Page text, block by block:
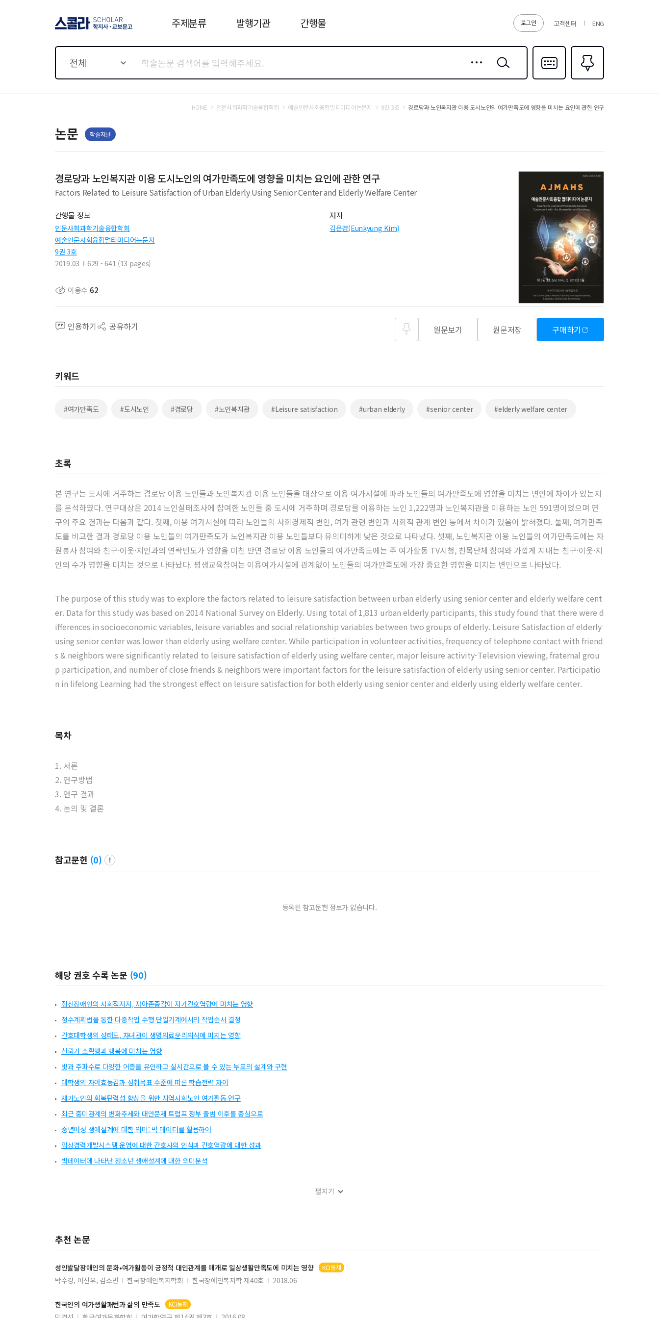
로그인 고객센터 ENG
주제분류 발행기관 간행물
전체
검색
다국어입력
즐겨찾기0
HOME 인문사회과학기술융합학회 예술인문사회융합멀티미디어논문지 9권 3호 경로당과 노인복지관 이용 도시노인의 여가만족도에 영향을 미치는 요인에 관한 연구
논문 학술저널
경로당과 노인복지관 이용 도시노인의 여가만족도에 영향을 미치는 요인에 관한 연구
Factors Related to Leisure Satisfaction of Urban Elderly Using Senior Center and Elderly Welfare Center
간행물 정보
인문사회과학기술융합학회
예술인문사회융합멀티미디어논문지
9권 3호
2019.03
629 - 641 (13 pages)
저자
김은경(Eunkyung Kim)
이용수 62
인용하기 공유하기 원문보기 원문저장 구매하기
키워드
#여가만족도 #도시노인 #경로당 #노인복지관 #Leisure satisfaction #urban elderly #senior center #elderly welfare center
초록
본 연구는 도시에 거주하는 경로당 이용 노인들과 노인복지관 이용 노인들을 대상으로 이용 여가시설에 따라 노인들의 여가만족도에 영향을 미치는 변인에 차이가 있는지
를 분석하였다. 연구대상은 2014 노인실태조사에 참여한 노인들 중 도시에 거주하며 경로당을 이용하는 노인 1,222명과 노인복지관을 이용하는 노인 591명이었으며 연
구의 주요 결과는 다음과 같다. 첫째, 이용 여가시설에 따라 노인들의 사회경제적 변인, 여가 관련 변인과 사회적 관계 변인 등에서 차이가 있음이 밝혀졌다. 둘째, 여가만족
도를 비교한 결과 경로당 이용 노인들의 여가만족도가 노인복지관 이용 노인들보다 유의미하게 낮은 것으로 나타났다. 셋째, 노인복지관 이용 노인들의 여가만족도에는 자
원봉사 참여와 친구·이웃·지인과의 연락빈도가 영향을 미친 반면 경로당 이용 노인들의 여가만족도에는 주 여가활동 TV시청, 친목단체 참여와 가깝게 지내는 친구·이웃·지
인의 수가 영향을 미치는 것으로 나타났다. 평생교육참여는 이용여가시설에 관계없이 노인들의 여가만족도에 가장 중요한 영향을 미치는 변인으로 나타났다.
The purpose of this study was to explore the factors related to leisure satisfaction between urban elderly using senior center and elderly welfare cent
er. Data for this study was based on 2014 National Survey on Elderly. Using total of 1,813 urban elderly participants, this study found that there were d
ifferences in socioeconomic variables, leisure variables and social relationship variables between two groups of elderly. Leisure Satisfaction of elderly
using senior center was lower than elderly using welfare center. While participation in volunteer activities, frequency of telephone contact with friend
s & neighbors were significantly related to leisure satisfaction of elderly using welfare center, major leisure activity-Television viewing, fraternal grou
p participation, and number of close friends & neighbors were important factors for the leisure satisfaction of elderly using senior center. Participatio
n in lifelong Learning had the strongest effect on leisure satisfaction for both elderly using senior center and elderly using elderly welfare center.
목차
1. 서론
2. 연구방법
3. 연구 결과
4. 논의 및 결론
참고문헌 (0)
등록된 참고문헌 정보가 없습니다.
해당 권호 수록 논문 (90)
정신장애인의 사회적지지, 자아존중감이 자가간호역량에 미치는 영향
정수계획법을 통한 다중작업 수행 단일기계에서의 작업순서 결정
간호대학생의 성태도, 자녀관이 생명의료윤리의식에 미치는 영향
신뢰가 소확행과 행복에 미치는 영향
빛과 주파수로 다양한 어종을 유인하고 실시간으로 볼 수 있는 부표의 설계와 구현
대학생의 자아효능감과 성취목표 수준에 따른 학습전략 차이
재가노인의 회복탄력성 향상을 위한 지역사회노인 여가활동 연구
최근 중미관계의 변화추세와 대만문제 트럼프 정부 출범 이후를 중심으로
중년여성 생애설계에 대한 의미: 빅 데이터를 활용하여
임상경력개발시스템 운영에 대한 간호사의 인식과 간호역량에 대한 성과
빅데이터에 나타난 청소년 생애설계에 대한 의미분석
상사평가가가 직무만족에 미치는 영향에 있어 평가수준의 조절적 영향
간호전문직관과 감정노동이 간호사의 행복지수에 미치는 영향
1인 가구의 사회안전인식과 삶의 만족도 간의 관계에서 사회적 자본의 매개효과
텍스트 마이닝을 활용한 청년 생애설계 관련 의미연결망 분석
펼치기
추천 논문
성인발달장애인의 문화•여가활동이 긍정적 대인관계를 매개로 일상생활만족도에 미치는 영향 KCI등재
박수경, 이선우, 김소민 한국장애인복지학회 한국장애인복지학 제40호 2018.06
한국인의 여가생활패턴과 삶의 만족도 KCI등재